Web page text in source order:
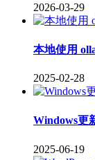
2026-03-29
本地使用
2025-02-28
Windows更
2025-06-19